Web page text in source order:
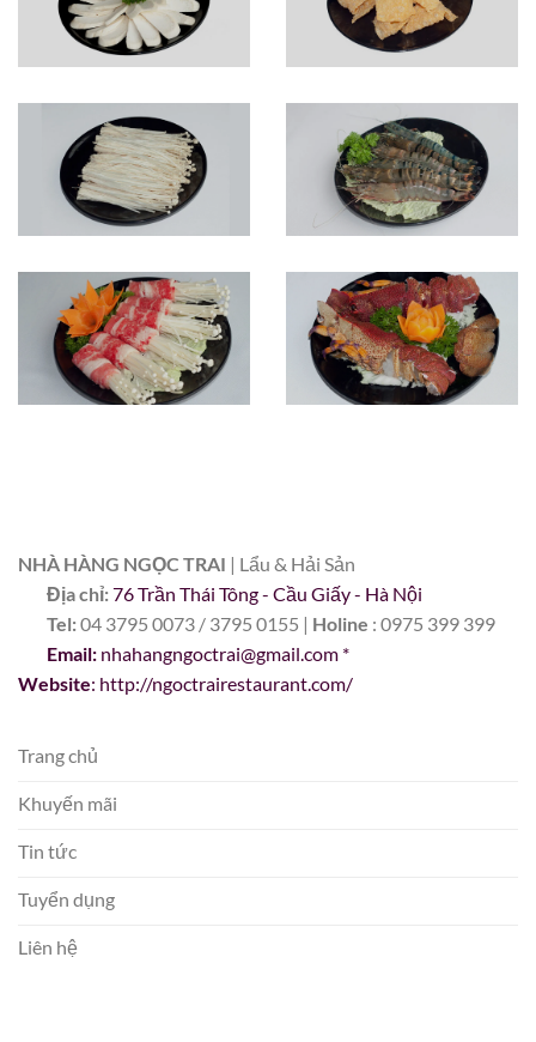
NHÀ HÀNG NGỌC TRAI | Lẩu & Hải Sản
Địa chỉ:76 Trần Thái Tông - Cầu Giấy - Hà Nội
Tel:04 3795 0073 / 3795 0155 | Holine : 0975 399 399
Email: nhahangngoctrai@gmail.com *
Website: http://ngoctrairestaurant.com/
Trang chủ
Khuyến mãi
Tin tức
Tuyển dụng
Liên hệ